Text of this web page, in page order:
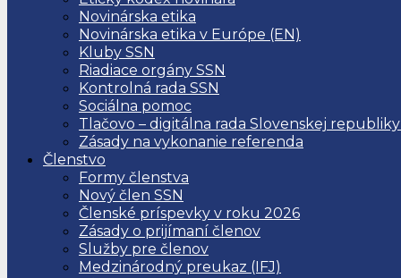
Novinárska etika
Novinárska etika v Európe (EN)
Kluby SSN
Riadiace orgány SSN
Kontrolná rada SSN
Sociálna pomoc
Tlačovo – digitálna rada Slovenskej republiky
Zásady na vykonanie referenda
Členstvo
Formy členstva
Nový člen SSN
Členské príspevky v roku 2026
Zásady o prijímaní členov
Služby pre členov
Medzinárodný preukaz (IFJ)